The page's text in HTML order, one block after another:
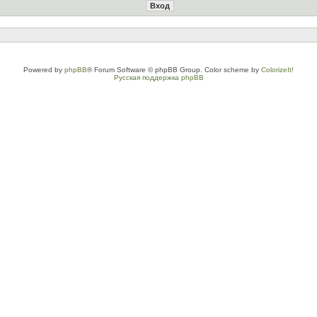
Powered by phpBB® Forum Software © phpBB Group. Color scheme by ColorizeIt!
Русская поддержка phpBB